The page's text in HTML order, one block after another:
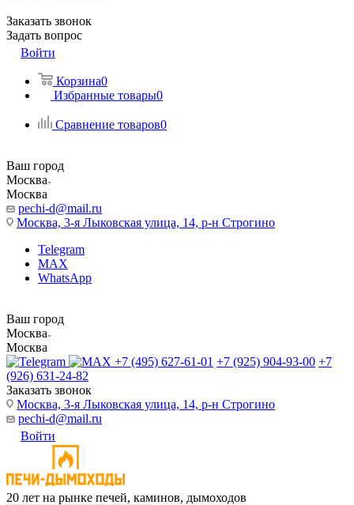
Заказать звонок
Задать вопрос
Войти
Корзина0
Избранные товары0
Сравнение товаров0
Ваш город
Москва
Москва
pechi-d@mail.ru
Москва, 3-я Лыковская улица, 14, р-н Строгино
Telegram
MAX
WhatsApp
Ваш город
Москва
Москва
+7 (495) 627-61-01 +7 (925) 904-93-00 +7
(926) 631-24-82
Заказать звонок
Москва, 3-я Лыковская улица, 14, р-н Строгино
pechi-d@mail.ru
Войти
20 лет на рынке печей, каминов, дымоходов